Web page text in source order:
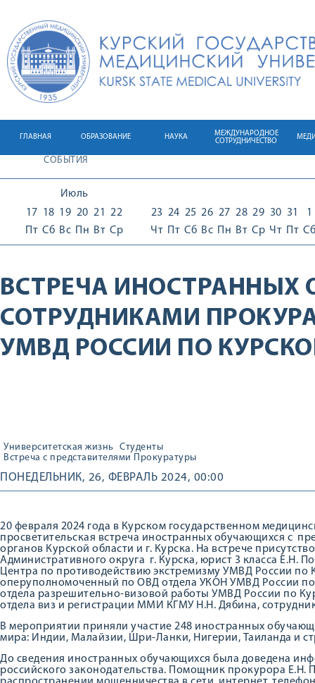
ГЛАВНАЯ ОБРАЗОВАНИЕ НАУКА
МЕЖДУНАРОДНОЕ
СОТРУДНИЧЕСТВО
СОБЫТИЯ
Июль
17
Пт
18
Сб
19
Вс
20
Пн
21
Вт
22
Ср
23
Чт
24
Пт
25
Сб
26
Вс
27
Пн
28
Вт
29
Ср
30
Чт
31
Пт
1
Сб
ВСТРЕЧА ИНОСТРАННЫХ
СОТРУДНИКАМИ
УМВД РОССИИ ПО
Университетская жизнь Студенты
Встреча с представителями Прокуратуры
ПОНЕДЕЛЬНИК, 26, ФЕВРАЛЬ 2024, 00:00
20 февраля 2024 года в Курском государственном
просветительская встреча иностранных обучающихся с
органов Курской области и г. Курска. На встрече
Административного округа г. Курска, юрист 3 класса Е.Н.
Центра по противодействию экстремизму УМВД России
оперуполномоченный по ОВД отдела УКОН УМВД России
отдела разрешительно-визовой работы УМВД России по
отдела виз и регистрации ММИ КГМУ Н.Н. Дябина,
В мероприятии приняли участие 248 иностранных
мира: Индии, Малайзии, Шри-Ланки, Нигерии, Таиланда и
До сведения иностранных обучающихся была доведена
российского законодательства. Помощник прокурора Е.Н.